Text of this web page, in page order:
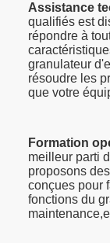
Assistance
qualifiés est
répondre à
granulateur
résoudre les
que votre
Formation
meilleur parti
proposons
conçues pour
fonctions du